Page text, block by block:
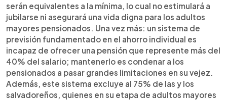
serán equivalentes a la mínima, lo cual no estimulará a
jubilarse ni asegurará una vida digna para los adultos
mayores pensionados. Una vez más: un sistema de
previsión fundamentado en el ahorro individual es
incapaz de ofrecer una pensión que represente más del
40% del salario; mantenerlo es condenar a los
pensionados a pasar grandes limitaciones en su vejez.
Además, este sistema excluye al 75% de las y los
salvadoreños, quienes en su etapa de adultos mayores